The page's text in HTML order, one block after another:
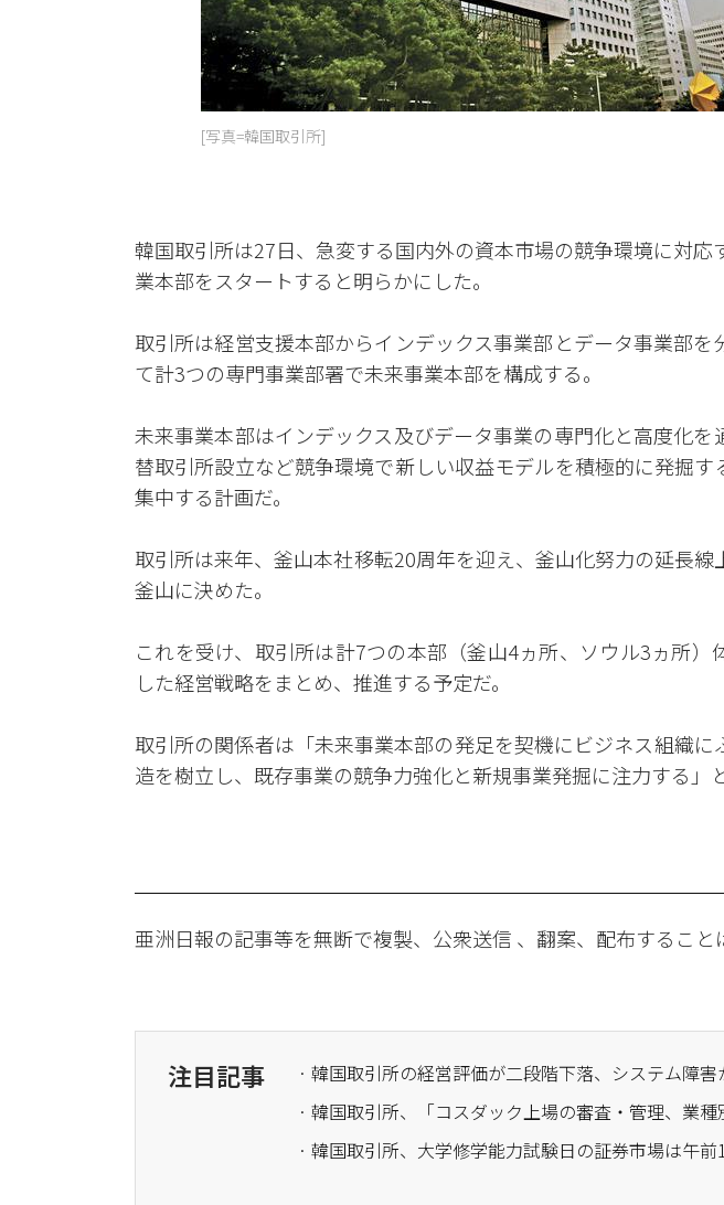
[写真=韓国取引所]
韓国取引所は27日、急変する国内外の資本市場の競争環境に対応
業本部をスタートすると明らかにした。
取引所は経営支援本部からインデックス事業部とデータ事業部を
て計3つの専門事業部署で未来事業本部を構成する。
未来事業本部はインデックス及びデータ事業の専門化と高度化
替取引所設立など競争環境で新しい収益モデルを積極的に発掘す
集中する計画だ。
取引所は来年、釜山本社移転20周年を迎え、釜山化努力の延長
釜山に決めた。
これを受け、取引所は計7つの本部（釜山4ヵ所、ソウル3ヵ所）
した経営戦略をまとめ、推進する予定だ。
取引所の関係者は「未来事業本部の発足を契機にビジネス組織
造を樹立し、既存事業の競争力強化と新規事業発掘に注力する」
亜洲日報の記事等を無断で複製、公衆送信 、翻案、配布すること
注目記事
· 韓国取引所の経営評価が二段階下落、システム障
· 韓国取引所、「コスダック上場の審査・管理、業種
· 韓国取引所、大学修学能力試験日の証券市場は午前